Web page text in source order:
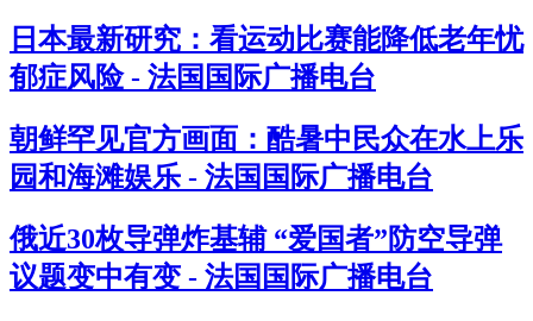
日本最新研究：看运动比赛能降低老年忧
郁症风险 - 法国国际广播电台
朝鲜罕见官方画面：酷暑中民众在水上乐
园和海滩娱乐 - 法国国际广播电台
俄近30枚导弹炸基辅 “爱国者”防空导弹
议题变中有变 - 法国国际广播电台